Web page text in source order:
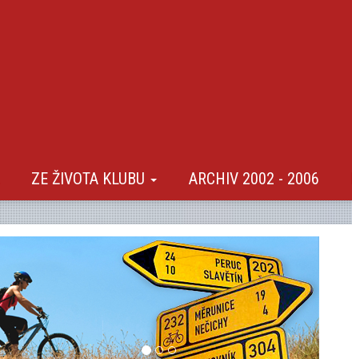
ZE ŽIVOTA KLUBU ARCHIV 2002 - 2006